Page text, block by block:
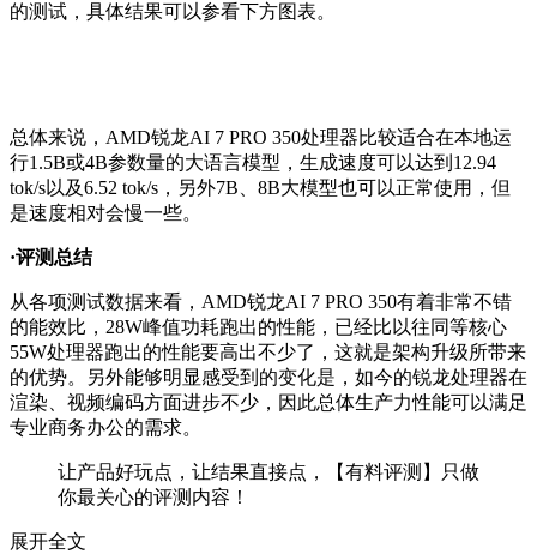
的测试，具体结果可以参看下方图表。
总体来说，AMD锐龙AI 7 PRO 350处理器比较适合在本地运
行1.5B或4B参数量的大语言模型，生成速度可以达到12.94
tok/s以及6.52 tok/s，另外7B、8B大模型也可以正常使用，但
是速度相对会慢一些。
·评测总结
从各项测试数据来看，AMD锐龙AI 7 PRO 350有着非常不错
的能效比，28W峰值功耗跑出的性能，已经比以往同等核心
55W处理器跑出的性能要高出不少了，这就是架构升级所带来
的优势。另外能够明显感受到的变化是，如今的锐龙处理器在
渲染、视频编码方面进步不少，因此总体生产力性能可以满足
专业商务办公的需求。
让产品好玩点，让结果直接点，【有料评测】只做
你最关心的评测内容！
展开全文